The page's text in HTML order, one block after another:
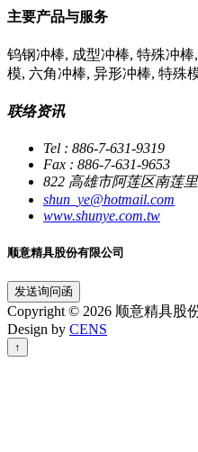
主要产品与服务
钨钢冲棒, 成型冲棒, 特殊冲
模, 六角冲棒, 异形冲棒, 特殊
联络资讯
Tel : 886-7-631-9319
Fax : 886-7-631-9653
822 高雄市阿莲区南莲
shun_ye@hotmail.com
www.shunye.com.tw
顺意精具股份有限公司
发送询问函
Copyright © 2026 顺意精具股
Design by CENS
↑